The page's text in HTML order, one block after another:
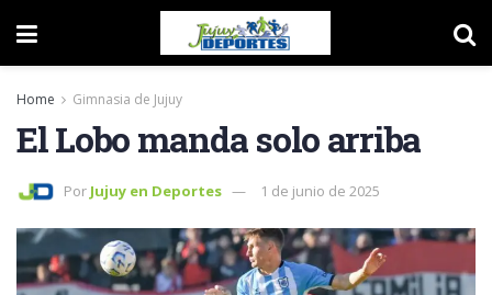
Home Gimnasia de Jujuy
El Lobo manda solo arriba
Por Jujuy en Deportes 1 de junio de 2025